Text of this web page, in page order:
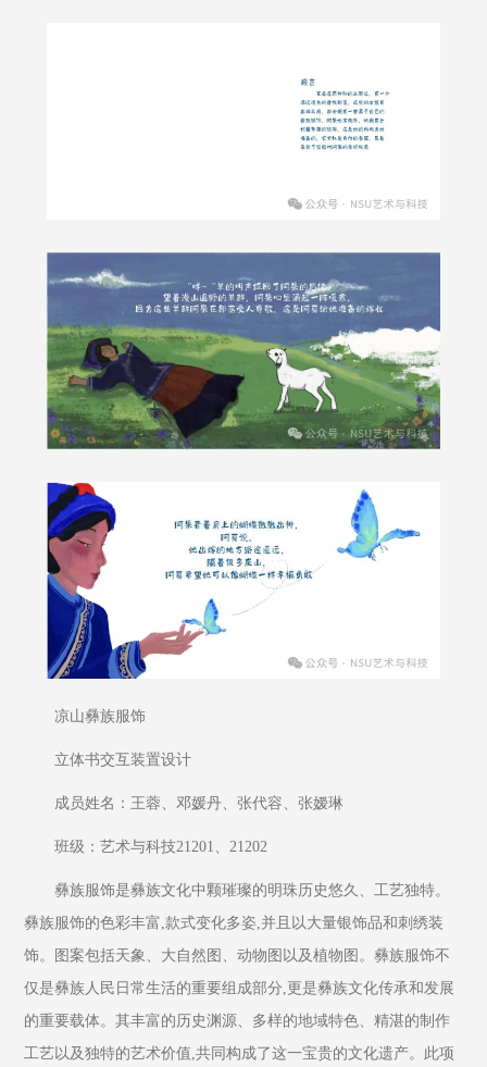
凉山彝族服饰
立体书交互装置设计
成员姓名：王蓉、邓媛丹、张代容、张嫒琳
班级：艺术与科技21201、21202
彝族服饰是彝族文化中颗璀璨的明珠历史悠久、工艺独特。
彝族服饰的色彩丰富,款式变化多姿,并且以大量银饰品和刺绣装
饰。图案包括天象、大自然图、动物图以及植物图。彝族服饰不
仅是彝族人民日常生活的重要组成部分,更是彝族文化传承和发展
的重要载体。其丰富的历史渊源、多样的地域特色、精湛的制作
工艺以及独特的艺术价值,共同构成了这一宝贵的文化遗产。此项